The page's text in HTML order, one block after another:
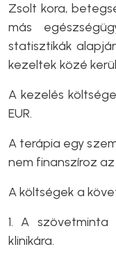
Zsolt kora,
más
statisztikák
kezeltek közé
A kezelés
EUR.
A terápia egy
nem finanszíroz
A költségek a
1. A
klinikára.